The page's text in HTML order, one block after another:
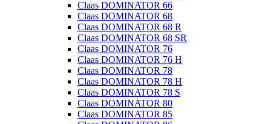
Claas DOMINATOR 66
Claas DOMINATOR 68
Claas DOMINATOR 68 R
Claas DOMINATOR 68 SR
Claas DOMINATOR 76
Claas DOMINATOR 76 H
Claas DOMINATOR 78
Claas DOMINATOR 78 H
Claas DOMINATOR 78 S
Claas DOMINATOR 80
Claas DOMINATOR 85